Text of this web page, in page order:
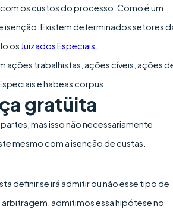
os custos do processo. Como é um
isenção. Existem determinados setores
os Juizados Especiais
ações trabalhistas, ações cíveis, ações
e habeas corpus.
gratüita
mas isso não necessariamente
mesmo com a isenção de custas.
definir se irá admitir ou não esse tipo de
admitimos essa hipótese no